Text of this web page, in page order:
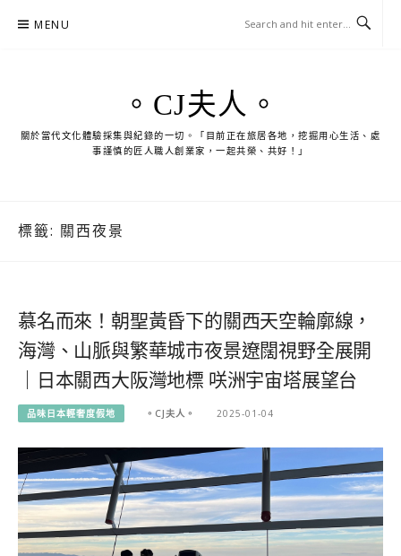
MENU
。CJ夫人。
關於當代文化體驗採集與紀錄的一切。「目前正在旅居各地，挖掘用心生活、處
事謹慎的匠人職人創業家，一起共榮、共好！」
標籤: 關西夜景
慕名而來！朝聖黃昏下的關西天空輪廓線，
海灣、山脈與繁華城市夜景遼闊視野全展開
｜日本關西大阪灣地標 咲洲宇宙塔展望台
品味日本輕奢度假地 。CJ夫人。 2025-01-04